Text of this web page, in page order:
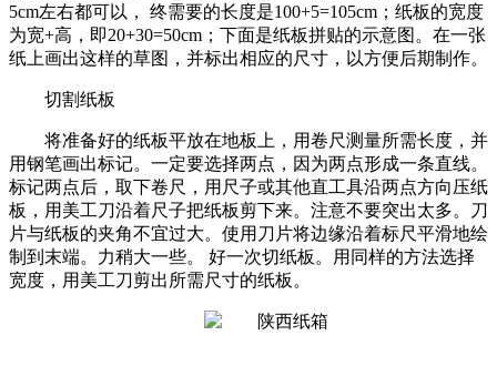
5cm左右都可以， 终需要的长度是100+5=105cm；纸板的宽度
为宽+高，即20+30=50cm；下面是纸板拼贴的示意图。在一张
纸上画出这样的草图，并标出相应的尺寸，以方便后期制作。
切割纸板
将准备好的纸板平放在地板上，用卷尺测量所需长度，并
用钢笔画出标记。一定要选择两点，因为两点形成一条直线。
标记两点后，取下卷尺，用尺子或其他直工具沿两点方向压纸
板，用美工刀沿着尺子把纸板剪下来。注意不要突出太多。刀
片与纸板的夹角不宜过大。使用刀片将边缘沿着标尺平滑地绘
制到末端。力稍大一些。 好一次切纸板。用同样的方法选择
宽度，用美工刀剪出所需尺寸的纸板。